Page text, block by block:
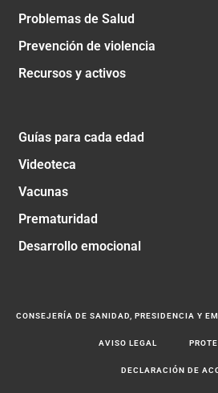
Problemas de Salud
Prevención de violencia
Recursos y activos
Guías para cada edad
Videoteca
Vacunas
Prematuridad
Desarrollo emocional
CONSEJERÍA DE SANIDAD, PRESIDENCIA Y
AVISO LEGAL
DECLARACIÓN DE